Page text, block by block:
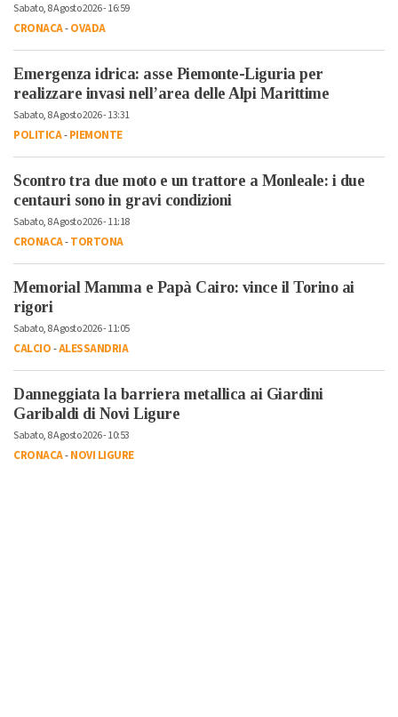
Sabato, 8 Agosto 2026 - 16:59
CRONACA-OVADA
Emergenza idrica: asse Piemonte-Liguria per
realizzare invasi nell’area delle Alpi Marittime
Sabato, 8 Agosto 2026 - 13:31
POLITICA-PIEMONTE
Scontro tra due moto e un trattore a Monleale: i due
centauri sono in gravi condizioni
Sabato, 8 Agosto 2026 - 11:18
CRONACA-TORTONA
Memorial Mamma e Papà Cairo: vince il Torino ai
rigori
Sabato, 8 Agosto 2026 - 11:05
CALCIO-ALESSANDRIA
Danneggiata la barriera metallica ai Giardini
Garibaldi di Novi Ligure
Sabato, 8 Agosto 2026 - 10:53
CRONACA-NOVI LIGURE